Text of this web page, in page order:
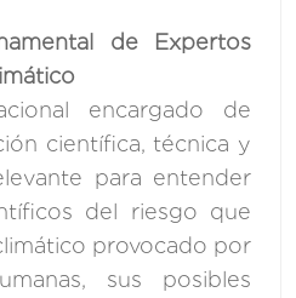
de Expertos
encargado de
científica, técnica y
para entender
del riesgo que
provocado por
sus posibles